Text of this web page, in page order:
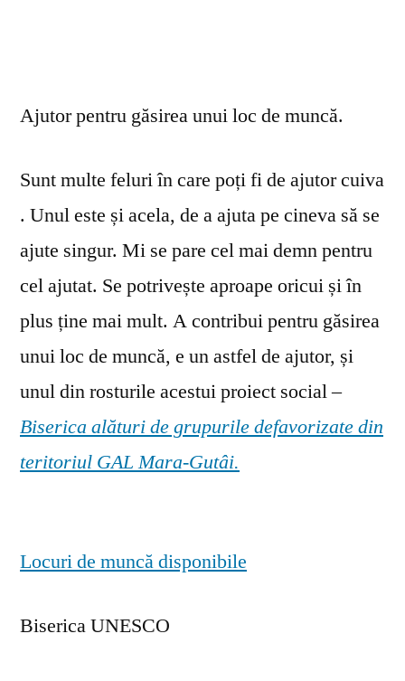
Ajutor pentru găsirea unui loc de muncă.
Sunt multe feluri în care poți fi de ajutor cuiva
. Unul este și acela, de a ajuta pe cineva să se
ajute singur. Mi se pare cel mai demn pentru
cel ajutat. Se potrivește aproape oricui și în
plus ține mai mult. A contribui pentru găsirea
unui loc de muncă, e un astfel de ajutor, și
unul din rosturile acestui proiect social –
Biserica alături de grupurile defavorizate din
teritoriul GAL Mara-Gutâi.
Locuri de muncă disponibile
Biserica UNESCO